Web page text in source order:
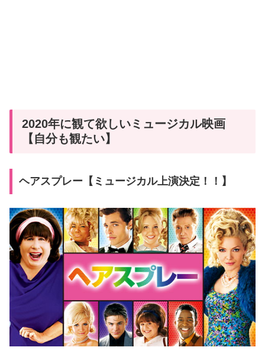
2020年に観て欲しいミュージカル映画
【自分も観たい】
ヘアスプレー【ミュージカル上演決定！！】